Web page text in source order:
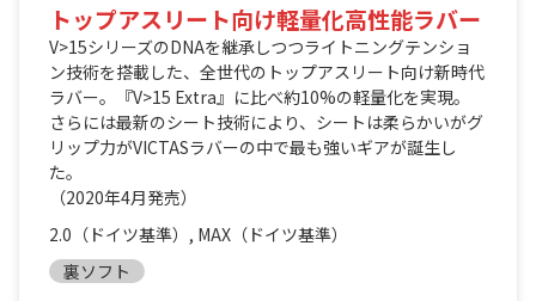
トップアスリート向け軽量化高性能ラバー
V>15シリーズのDNAを継承しつつライトニングテンショ
ン技術を搭載した、全世代のトップアスリート向け新時代
ラバー。『V>15 Extra』に比べ約10%の軽量化を実現。
さらには最新のシート技術により、シートは柔らかいがグ
リップ力がVICTASラバーの中で最も強いギアが誕生し
た。
（2020年4月発売）
2.0（ドイツ基準）, MAX（ドイツ基準）
裏ソフト